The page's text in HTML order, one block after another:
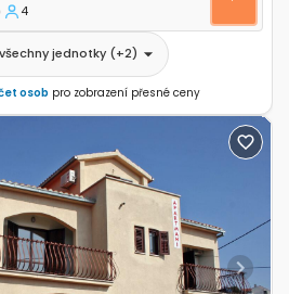
4
jednotky (+2)
osob pro zobrazení přesné ceny
Next